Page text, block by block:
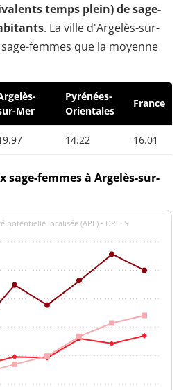
temps plein) de sage-
. La ville d'Argelès-sur-
femmes que la moyenne
Mer
Pyrénées-
Orientales
France
14.22 16.01
sage-femmes à Argelès-sur-
potentielle localisée (APL) - DREES